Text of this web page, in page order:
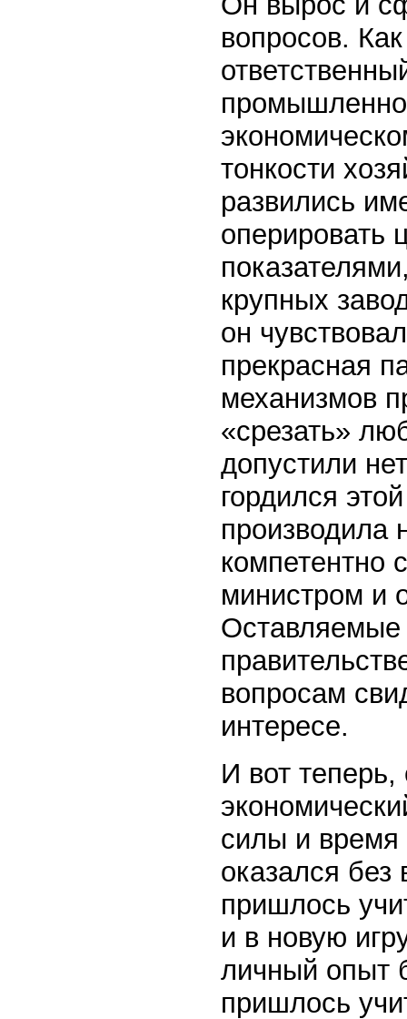
вопросов.
тонкости
развились
оперировать
крупных
он
прекрасная
механизмов
«срезать»
допустили
гордился
производила
компетентно
министром и
Оставляемые
вопросам
интересе.
И вот
силы и время
оказался без
пришлось
и в новую
личный опыт
пришлось